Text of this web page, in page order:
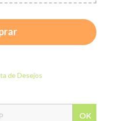
de Desejos
OK